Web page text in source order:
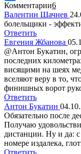
Комментарии6
Валентин Шачнев
болельщики -
Ответить
Eвгения Жбанова
@Антон Букатин,
последних
висящими на шеях
вселяют веру в то,
финишных ворот
Ответить
Антон Букатин
Обязательно после
Получаю
дистанции. Ну и да:
номере издалека,
Ответить